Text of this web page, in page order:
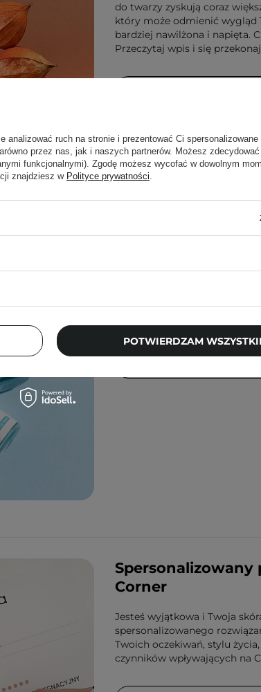
do twarzy zyskują coraz
który może odmienić wygląd
bardziej nawilżona i napięta.
Przeczytaj wpis i się
Trądzik i jego
kosmetyki dla
Jakie są przyczyny trądziku i
ekspresowym tempie
przy cerze trądzikowej? Na
Spersonalizowany
Corner
Jesteś wyjątkowa i Twoja
spersonalizowanego
Twoich oczekiwań, stylu
czynników wpływających na
analizować ruch na stronie i prezentować Ci
przez nas, jak i naszych partnerów. Możesz
funkcjonalnymi). Zgodę możesz wycofać w dowolnym
znajdziesz w Polityce prywatności.
POTWIERDZAM